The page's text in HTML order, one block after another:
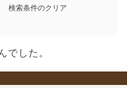
検索条件のクリア
した。